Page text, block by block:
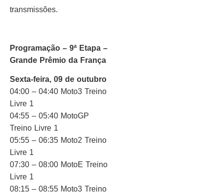
transmissões.
Programação – 9ª Etapa –
Grande Prêmio da França
Sexta-feira, 09 de outubro
04:00 – 04:40 Moto3 Treino
Livre 1
04:55 – 05:40 MotoGP
Treino Livre 1
05:55 – 06:35 Moto2 Treino
Livre 1
07:30 – 08:00 MotoE Treino
Livre 1
08:15 – 08:55 Moto3 Treino